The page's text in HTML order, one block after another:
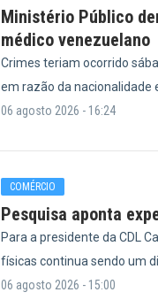
Ministério Público
médico venezuelano
Crimes teriam ocorrido
em razão da nacionalidade
06 agosto 2026 - 16:24
COMÉRCIO
Pesquisa aponta
Para a presidente da CDL
físicas continua sendo um
06 agosto 2026 - 15:00